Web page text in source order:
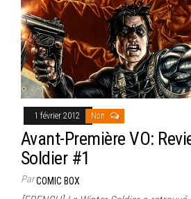
1 février 2012 Non
Avant-Première VO:
Soldier #1
ParCOMIC BOX